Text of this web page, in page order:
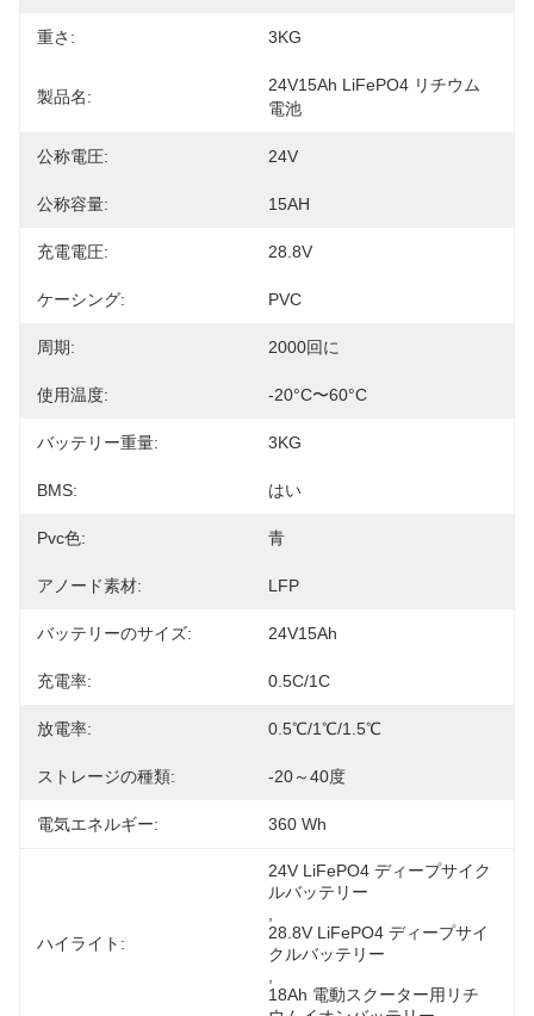
重さ: 3KG
製品名:
24V15Ah LiFePO4 リチウム
電池
公称電圧: 24V
公称容量: 15AH
充電電圧: 28.8V
ケーシング: PVC
周期: 2000回に
使用温度: -20°C〜60°C
バッテリー重量: 3KG
BMS: はい
Pvc色: 青
アノード素材: LFP
バッテリーのサイズ: 24V15Ah
充電率: 0.5C/1C
放電率: 0.5℃/1℃/1.5℃
ストレージの種類: -20～40度
電気エネルギー: 360 Wh
ハイライト:
24V LiFePO4 ディープサイク
ルバッテリー
28.8V LiFePO4 ディープサイ
クルバッテリー
18Ah 電動スクーター用リチ